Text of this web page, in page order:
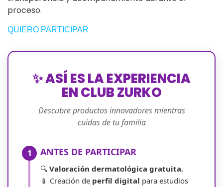
proceso.
QUIERO PARTICIPAR
✨ ASÍ ES LA EXPERIENCIA
EN CLUB ZURKO
Descubre productos innovadores mientras
cuidas de tu familia
1 ANTES DE PARTICIPAR
🔍 Valoración dermatológica gratuita.
📱 Creación de perfil digital para estudios